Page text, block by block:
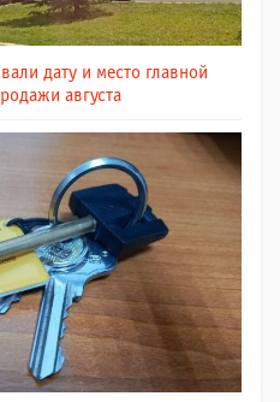
дату и место главной
августа